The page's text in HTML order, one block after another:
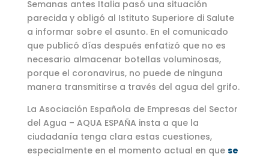
Semanas antes Italia pasó una situación
parecida y obligó al Istituto Superiore di Salute
a informar sobre el asunto. En el comunicado
que publicó días después enfatizó que no es
necesario almacenar botellas voluminosas,
porque el coronavirus, no puede de ninguna
manera transmitirse a través del agua del grifo.
La Asociación Española de Empresas del Sector
del Agua – AQUA ESPAÑA insta a que la
ciudadanía tenga clara estas cuestiones,
especialmente en el momento actual en que se